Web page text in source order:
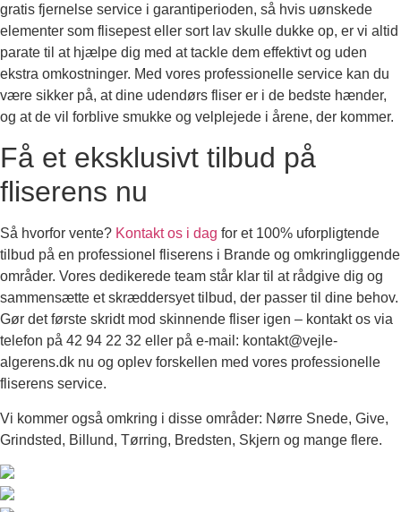
gratis fjernelse service i garantiperioden, så hvis uønskede
elementer som flisepest eller sort lav skulle dukke op, er vi altid
parate til at hjælpe dig med at tackle dem effektivt og uden
ekstra omkostninger. Med vores professionelle service kan du
være sikker på, at dine udendørs fliser er i de bedste hænder,
og at de vil forblive smukke og velplejede i årene, der kommer.
Få et eksklusivt tilbud på
fliserens nu
Så hvorfor vente? Kontakt os i dag for et 100% uforpligtende
tilbud på en professionel fliserens i Brande og omkringliggende
områder. Vores dedikerede team står klar til at rådgive dig og
sammensætte et skræddersyet tilbud, der passer til dine behov.
Gør det første skridt mod skinnende fliser igen – kontakt os via
telefon på 42 94 22 32 eller på e-mail: kontakt@vejle-
algerens.dk nu og oplev forskellen med vores professionelle
fliserens service.
Vi kommer også omkring i disse områder: Nørre Snede, Give,
Grindsted, Billund, Tørring, Bredsten, Skjern og mange flere.